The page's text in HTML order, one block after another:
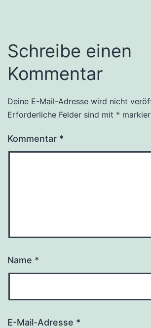
Schreibe einen
Kommentar
Deine E-Mail-Adresse wird nicht
Erforderliche Felder sind mit *
Kommentar *
Name *
E-Mail-Adresse *